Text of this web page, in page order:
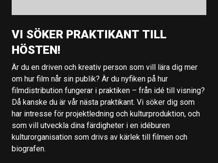
VI SÖKER PRAKTIKANT TILL
HÖSTEN!
Är du en driven och kreativ person som vill lära dig mer
om hur film når sin publik? Är du nyfiken på hur
filmdistribution fungerar i praktiken – från idé till visning?
Då kanske du är vår nästa praktikant. Vi söker dig som
har intresse för projektledning och kulturproduktion, och
som vill utveckla dina färdigheter i en idéburen
kulturorganisation som drivs av kärlek till filmen och
biografen.